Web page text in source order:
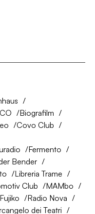
Biografilm
Covo Club
Fermento
Bender
Libreria Trame
Club
MAMbo
Radio Nova
dei Teatri